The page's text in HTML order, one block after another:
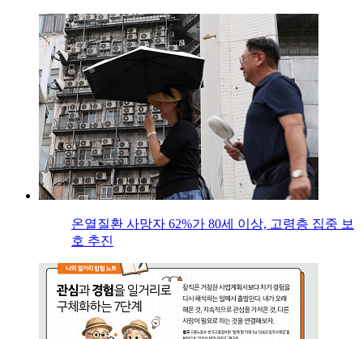
온열질환 사망자 62%가 80세 이상, 고령층 집중 보
호 추진